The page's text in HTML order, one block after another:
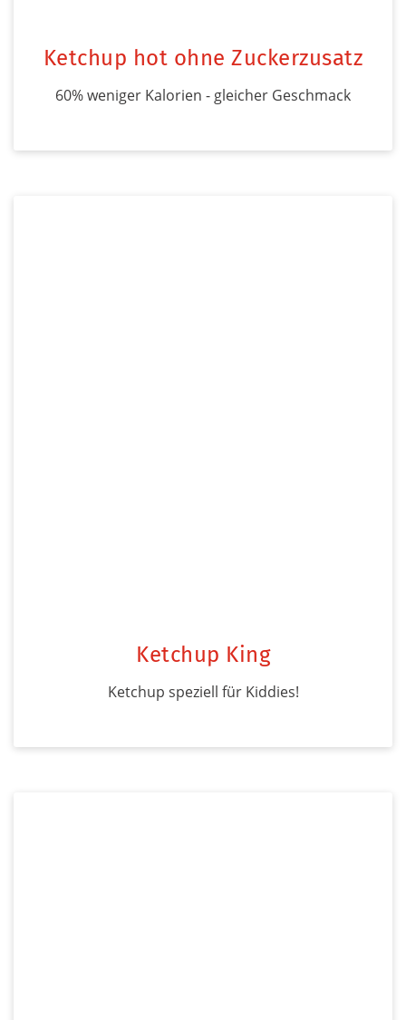
Ketchup hot ohne Zuckerzusatz
60% weniger Kalorien - gleicher Geschmack
Ketchup King
Ketchup speziell für Kiddies!